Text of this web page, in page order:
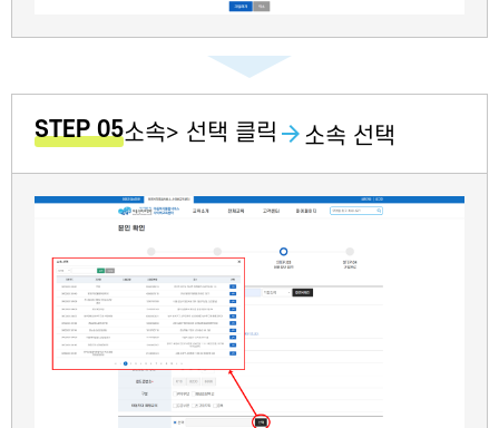
STEP 05소속> 선택 클릭 소속 선택